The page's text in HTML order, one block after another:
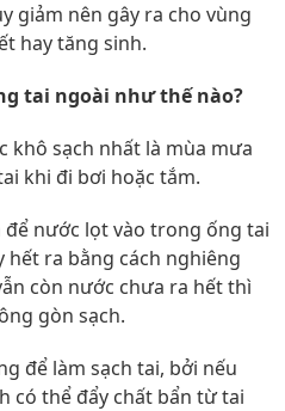
giảm nên gây ra cho vùng
hay tăng sinh.
tai ngoài như thế nào?
khô sạch nhất là mùa mưa
khi đi bơi hoặc tắm.
nước lọt vào trong ống tai
ra bằng cách nghiêng
còn nước chưa ra hết thì
gòn sạch.
để làm sạch tai, bởi nếu
có thể đẩy chất bẩn từ tai